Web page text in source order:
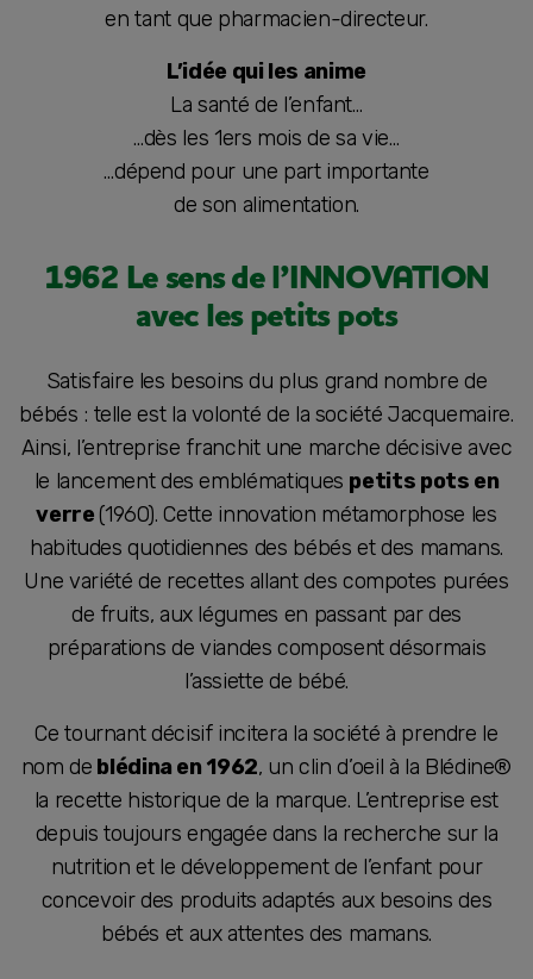
en tant que pharmacien-directeur.
L’idée qui les anime
La santé de l’enfant…
…dès les 1ers mois de sa vie…
…dépend pour une part importante
de son alimentation.
1962 Le sens de l’INNOVATION
avec les petits pots
Satisfaire les besoins du plus grand nombre de
bébés : telle est la volonté de la société Jacquemaire.
Ainsi, l’entreprise franchit une marche décisive avec
le lancement des emblématiques petits pots en
verre(1960). Cette innovation métamorphose les
habitudes quotidiennes des bébés et des mamans.
Une variété de recettes allant des compotes purées
de fruits, aux légumes en passant par des
préparations de viandes composent désormais
l’assiette de bébé.
Ce tournant décisif incitera la société à prendre le
nom de blédina en 1962, un clin d’oeil à la Blédine®
la recette historique de la marque. L’entreprise est
depuis toujours engagée dans la recherche sur la
nutrition et le développement de l’enfant pour
concevoir des produits adaptés aux besoins des
bébés et aux attentes des mamans.